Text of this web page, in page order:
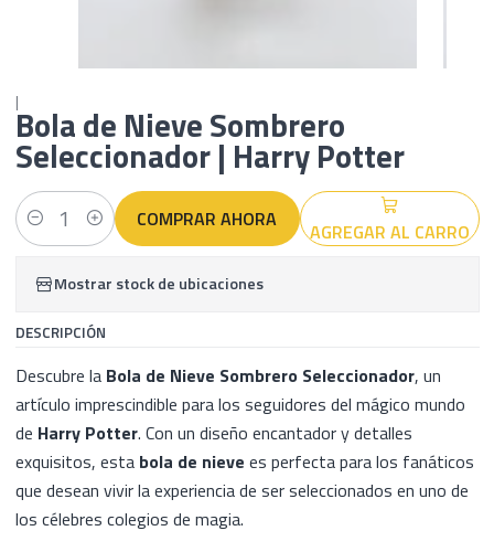
|Bola de Nieve Sombrero
Seleccionador | Harry Potter
Cantidad AGREGAR AL CARRO
COMPRAR AHORA
Mostrar stock de ubicaciones
DESCRIPCIÓN
Descubre la Bola de Nieve Sombrero Seleccionador, un
artículo imprescindible para los seguidores del mágico mundo
de Harry Potter. Con un diseño encantador y detalles
exquisitos, esta bola de nieve es perfecta para los fanáticos
que desean vivir la experiencia de ser seleccionados en uno de
los célebres colegios de magia.